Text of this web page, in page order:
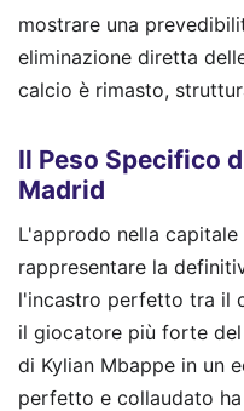
mostrare una
eliminazione diretta
calcio è rimasto,
Il Peso Specifico
Madrid
L'approdo nella
rappresentare la
l'incastro perfetto tra il
il giocatore più forte
di Kylian Mbappe in un
perfetto e collaudato